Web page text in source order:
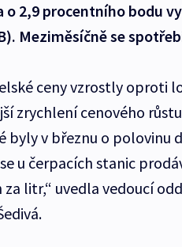
o 2,9 procentního bodu
Meziměsíčně se
ceny vzrostly oproti
zrychlení cenového
byly v březnu o polovinu
u čerpacích stanic
za litr,“ uvedla vedoucí